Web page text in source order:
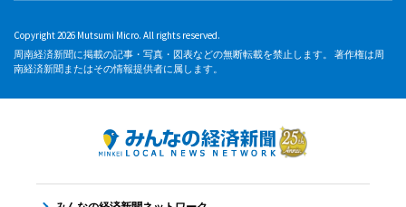
Copyright 2026 Mutsumi Micro. All rights reserved.
周南経済新聞に掲載の記事・写真・図表などの無断転載を禁止します。 著作権は周
南経済新聞またはその情報提供者に属します。